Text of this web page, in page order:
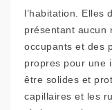
l’habitation. Elles
présentant aucun
occupants et des
propres pour une
être solides et
capillaires et les